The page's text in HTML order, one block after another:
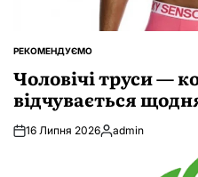
ОПУБЛІКУВАТИ
РЕКОМЕНДУЄМО
Чоловічі труси —
відчувається
16 Липня 2026Опубліковано
admin